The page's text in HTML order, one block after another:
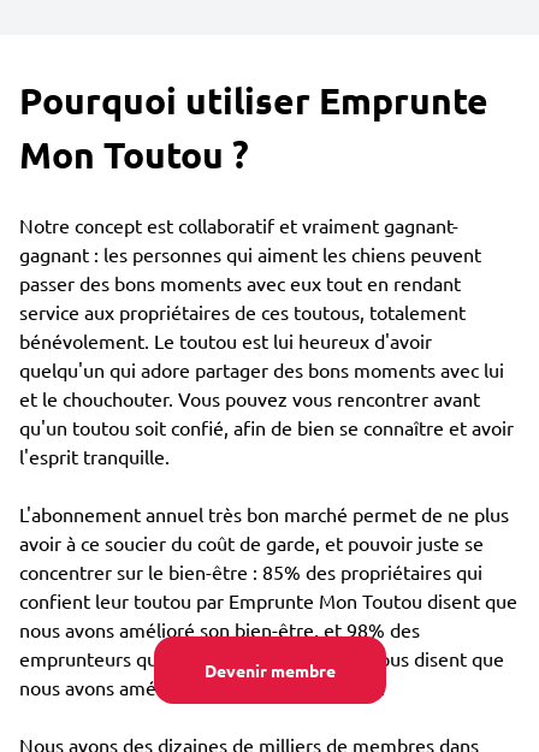
Devenir membre
Pourquoi utiliser Emprunte
Mon Toutou ?
Notre concept est collaboratif et vraiment gagnant-
gagnant : les personnes qui aiment les chiens peuvent
passer des bons moments avec eux tout en rendant
service aux propriétaires de ces toutous, totalement
bénévolement. Le toutou est lui heureux d'avoir
quelqu'un qui adore partager des bons moments avec lui
et le chouchouter. Vous pouvez vous rencontrer avant
qu'un toutou soit confié, afin de bien se connaître et avoir
l'esprit tranquille.
L'abonnement annuel très bon marché permet de ne plus
avoir à ce soucier du coût de garde, et pouvoir juste se
concentrer sur le bien-être : 85% des propriétaires qui
confient leur toutou par Emprunte Mon Toutou disent que
nous avons amélioré son bien-être, et 98% des
emprunteurs qui s'occupent d'un toutou nous disent que
nous avons amélioré leur propre bien-être.
Nous avons des dizaines de milliers de membres dans